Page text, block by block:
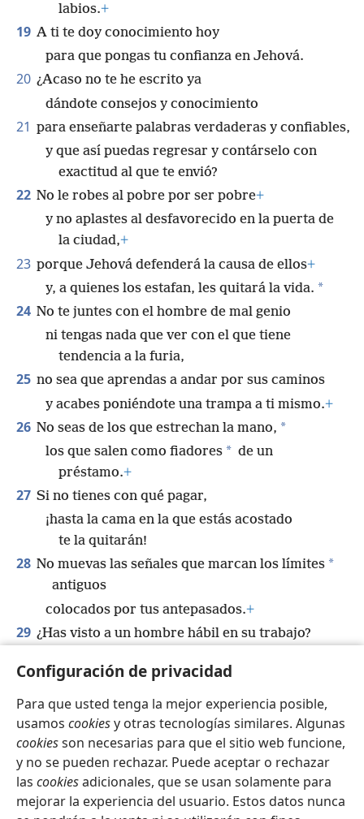
Configuración de privacidad
Para que usted tenga la mejor experiencia posible,
usamos cookiesy otras tecnologías similares. Algunas
cookiesson necesarias para que el sitio web funcione,
y no se pueden rechazar. Puede aceptar o rechazar
las cookiesadicionales, que se usan solamente para
mejorar la experiencia del usuario. Estos datos nunca
labios.+
19 A ti te doy conocimiento hoy
para que pongas tu confianza en Jehová.
20 ¿Acaso no te he escrito ya
dándote consejos y conocimiento
21 para enseñarte palabras verdaderas y confiables,
y que así puedas regresar y contárselo con
exactitud al que te envió?
22 No le robes al pobre por ser pobre+
y no aplastes al desfavorecido en la puerta de
la ciudad,+
23 porque Jehová defenderá la causa de ellos+
y, a quienes los estafan, les quitará la vida. *
24 No te juntes con el hombre de mal genio
ni tengas nada que ver con el que tiene
tendencia a la furia,
25 no sea que aprendas a andar por sus caminos
y acabes poniéndote una trampa a ti mismo.+
26 No seas de los que estrechan la mano, *
los que salen como fiadores * de un
préstamo.+
27 Si no tienes con qué pagar,
¡hasta la cama en la que estás acostado
te la quitarán!
28 No muevas las señales que marcan los límites *
antiguos
colocados por tus antepasados.+
29 ¿Has visto a un hombre hábil en su trabajo?
no delante de gente común.
Español Compartir Configuración
Copyright © 2026 Watch Tower Bible and Tract Society of Pennsylvania
Condiciones de uso
Política de privacidad